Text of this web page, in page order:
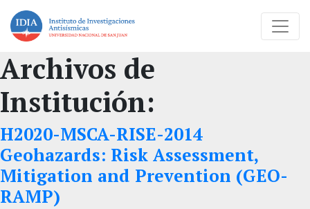
Archivos de
Institución:
H2020-MSCA-RISE-2014
Geohazards: Risk Assessment,
Mitigation and Prevention (GEO-
RAMP)